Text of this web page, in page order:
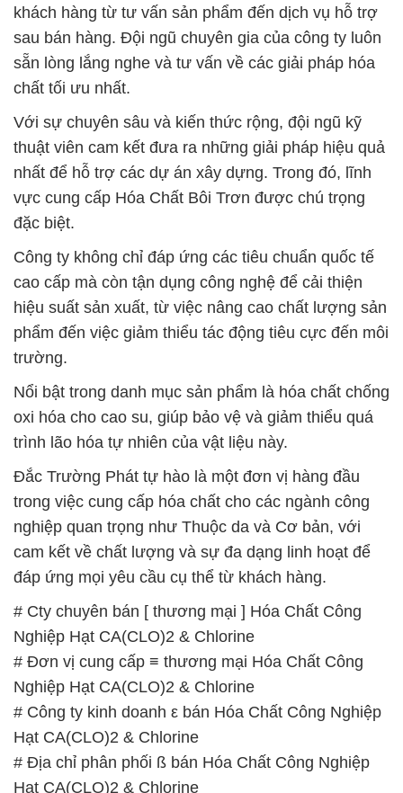
khách hàng từ tư vấn sản phẩm đến dịch vụ hỗ trợ
sau bán hàng. Đội ngũ chuyên gia của công ty luôn
sẵn lòng lắng nghe và tư vấn về các giải pháp hóa
chất tối ưu nhất.
Với sự chuyên sâu và kiến thức rộng, đội ngũ kỹ
thuật viên cam kết đưa ra những giải pháp hiệu quả
nhất để hỗ trợ các dự án xây dựng. Trong đó, lĩnh
vực cung cấp Hóa Chất Bôi Trơn được chú trọng
đặc biệt.
Công ty không chỉ đáp ứng các tiêu chuẩn quốc tế
cao cấp mà còn tận dụng công nghệ để cải thiện
hiệu suất sản xuất, từ việc nâng cao chất lượng sản
phẩm đến việc giảm thiểu tác động tiêu cực đến môi
trường.
Nổi bật trong danh mục sản phẩm là hóa chất chống
oxi hóa cho cao su, giúp bảo vệ và giảm thiểu quá
trình lão hóa tự nhiên của vật liệu này.
Đắc Trường Phát tự hào là một đơn vị hàng đầu
trong việc cung cấp hóa chất cho các ngành công
nghiệp quan trọng như Thuộc da và Cơ bản, với
cam kết về chất lượng và sự đa dạng linh hoạt để
đáp ứng mọi yêu cầu cụ thể từ khách hàng.
# Cty chuyên bán [ thương mại ] Hóa Chất Công
Nghiệp Hạt CA(CLO)2 & Chlorine
# Đơn vị cung cấp ≡ thương mại Hóa Chất Công
Nghiệp Hạt CA(CLO)2 & Chlorine
# Công ty kinh doanh ε bán Hóa Chất Công Nghiệp
Hạt CA(CLO)2 & Chlorine
# Địa chỉ phân phối ß bán Hóa Chất Công Nghiệp
Hạt CA(CLO)2 & Chlorine